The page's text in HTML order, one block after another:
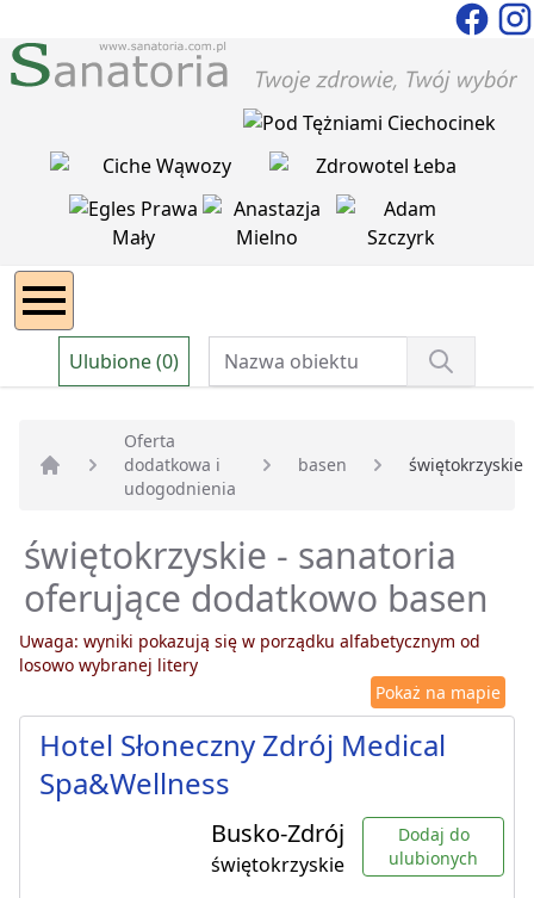
Ulubione (0)
Strona główna
Oferta
dodatkowa i
udogodnienia
basen świętokrzyskie
świętokrzyskie - sanatoria
oferujące dodatkowo basen
Uwaga: wyniki pokazują się w porządku alfabetycznym od
losowo wybranej litery
Pokaż na mapie
Hotel Słoneczny Zdrój Medical
Spa&Wellness
Busko-Zdrój
świętokrzyskie
Dodaj do
ulubionych